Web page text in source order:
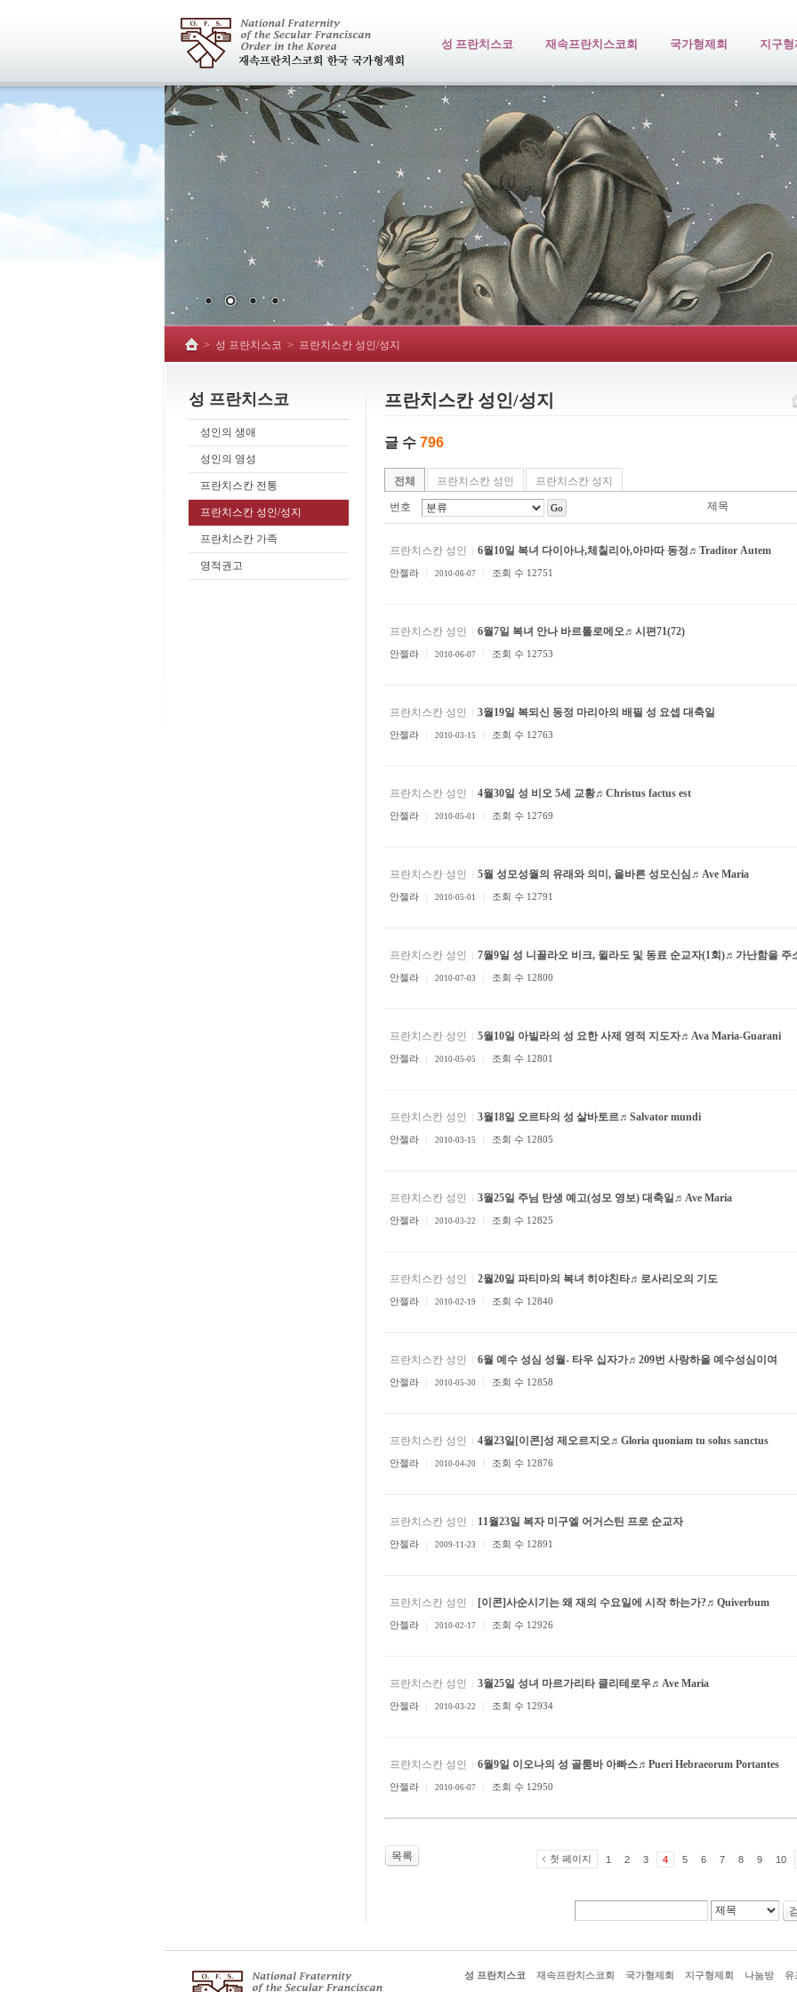
성 프란치스코 재속프란치스코회 국가형제회 지구형
> 성 프란치스코 > 프란치스칸 성인/성지
프란치스칸 성인/성지
글 수 796
전체 프란치스칸 성인 프란치스칸 성지
번호 Go 제목
프란치스칸 성인 6월10일 복녀 다이아나,체칠리아,아마따 동정♬Traditor Autem
안젤라 2010-06-07 조회 수 12751
프란치스칸 성인 6월7일 복녀 안나 바르톨로메오♬시편71(72)
안젤라 2010-06-07 조회 수 12753
프란치스칸 성인 3월19일 복되신 동정 마리아의 배필 성 요셉 대축일
안젤라 2010-03-15 조회 수 12763
프란치스칸 성인 4월30일 성 비오 5세 교황♬Christus factus est
안젤라 2010-05-01 조회 수 12769
프란치스칸 성인 5월 성모성월의 유래와 의미, 올바른 성모신심♬Ave Maria
안젤라 2010-05-01 조회 수 12791
프란치스칸 성인 7월9일 성 니꼴라오 비크, 윌라도 및 동료 순교자(1회)♬가난함을 주
안젤라 2010-07-03 조회 수 12800
프란치스칸 성인 5월10일 아빌라의 성 요한 사제 영적 지도자♬Ava Maria-Guarani
안젤라 2010-05-05 조회 수 12801
프란치스칸 성인 3월18일 오르타의 성 살바토르♬Salvator mundi
안젤라 2010-03-15 조회 수 12805
프란치스칸 성인 3월25일 주님 탄생 예고(성모 영보) 대축일♬Ave Maria
안젤라 2010-03-22 조회 수 12825
프란치스칸 성인 2월20일 파티마의 복녀 히야친타♬로사리오의 기도
안젤라 2010-02-19 조회 수 12840
프란치스칸 성인 6월 예수 성심 성월- 타우 십자가♬209번 사랑하올 예수성심이여
안젤라 2010-05-30 조회 수 12858
프란치스칸 성인 4월23일[이콘]성 제오르지오♬Gloria quoniam tu solus sanctus
안젤라 2010-04-20 조회 수 12876
프란치스칸 성인 11월23일 복자 미구엘 어거스틴 프로 순교자
안젤라 2009-11-23 조회 수 12891
프란치스칸 성인 [이콘]사순시기는 왜 재의 수요일에 시작 하는가?♬Quiverbum
안젤라 2010-02-17 조회 수 12926
프란치스칸 성인 3월25일 성녀 마르가리타 클리테로우♬Ave Maria
안젤라 2010-03-22 조회 수 12934
프란치스칸 성인 6월9일 이오나의 성 골룸바 아빠스♬Pueri Hebraeorum Portantes
안젤라 2010-06-07 조회 수 12950
목록 첫 페이지 1 2 3 4 5 6 7 8 9 10
성 프란치스코
성인의 생애
성인의 영성
프란치스칸 전통
프란치스칸 성인/성지
프란치스칸 가족
영적권고
성 프란치스코 재속프란치스코회 국가형제회 지구형제회 나눔방 유